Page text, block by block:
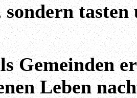
Gemeinden
Leben